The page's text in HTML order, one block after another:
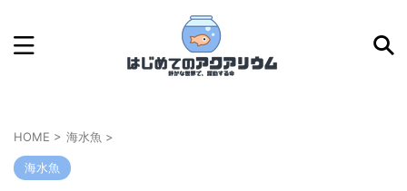
HOME > 海水魚 >
海水魚